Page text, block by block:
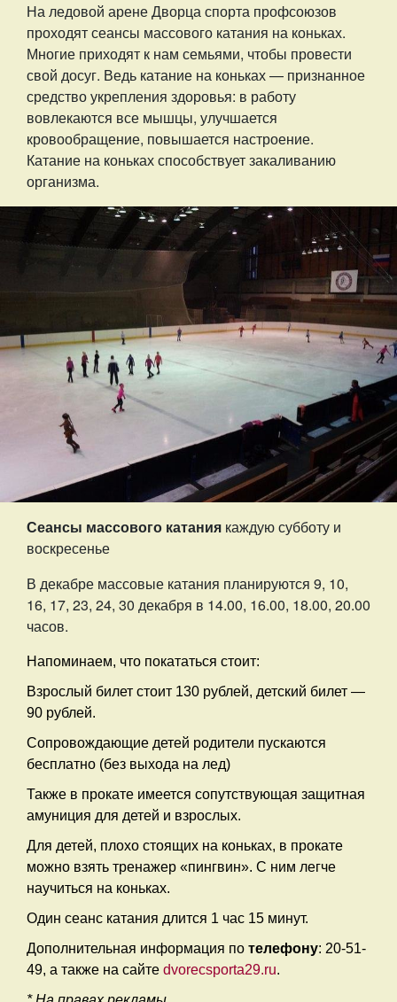
На ледовой арене Дворца спорта профсоюзов
проходят сеансы массового катания на коньках.
Многие приходят к нам семьями, чтобы провести
свой досуг. Ведь катание на коньках — признанное
средство укрепления здоровья: в работу
вовлекаются все мышцы, улучшается
кровообращение, повышается настроение.
Катание на коньках способствует закаливанию
организма.
Сеансы массового катания каждую субботу и
воскресенье
В декабре массовые катания планируются 9, 10,
16, 17, 23, 24, 30 декабря в 14.00, 16.00, 18.00, 20.00
часов.
Напоминаем, что покататься стоит:
Взрослый билет стоит 130 рублей, детский билет —
90 рублей.
Сопровождающие детей родители пускаются
бесплатно (без выхода на лед)
Также в прокате имеется сопутствующая защитная
амуниция для детей и взрослых.
Для детей, плохо стоящих на коньках, в прокате
можно взять тренажер «пингвин». С ним легче
научиться на коньках.
Один сеанс катания длится 1 час 15 минут.
Дополнительная информация по телефону: 20-51-
49, а также на сайте dvorecsporta29.ru.